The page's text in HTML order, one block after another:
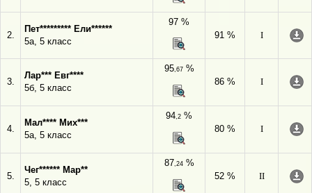
2.
Пет********* Ели******
5а, 5 класс
97 %
91 %
I
3.
Лар*** Евг****
5б, 5 класс
95,67%
86 %
I
4.
Мал**** Мих***
5а, 5 класс
94,2 %
80 %
I
5.
Чег****** Мар**
5, 5 класс
87,24%
52 %
II